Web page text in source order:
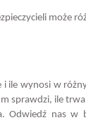
może
ile wynosi w
sprawdzi, ile
Odwiedź nas w